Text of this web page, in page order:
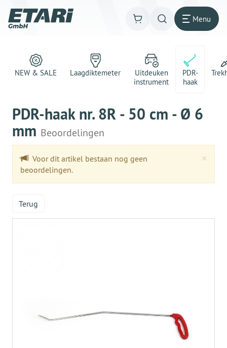
Menu
NEW & SALE Laagdiktemeter
Uitdeuken
instrument
PDR-
haak
PDR-haak nr. 8R - 50 cm - Ø 6
mm Beoordelingen
×
Voor dit artikel bestaan nog geen
beoordelingen.
Terug